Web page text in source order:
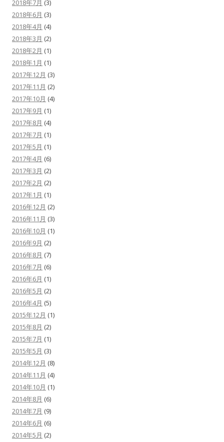
2018年7月 (3)
2018年6月 (3)
2018年4月 (4)
2018年3月 (2)
2018年2月 (1)
2018年1月 (1)
2017年12月 (3)
2017年11月 (2)
2017年10月 (4)
2017年9月 (1)
2017年8月 (4)
2017年7月 (1)
2017年5月 (1)
2017年4月 (6)
2017年3月 (2)
2017年2月 (2)
2017年1月 (1)
2016年12月 (2)
2016年11月 (3)
2016年10月 (1)
2016年9月 (2)
2016年8月 (7)
2016年7月 (6)
2016年6月 (1)
2016年5月 (2)
2016年4月 (5)
2015年12月 (1)
2015年8月 (2)
2015年7月 (1)
2015年5月 (3)
2014年12月 (8)
2014年11月 (4)
2014年10月 (1)
2014年8月 (6)
2014年7月 (9)
2014年6月 (6)
2014年5月 (2)